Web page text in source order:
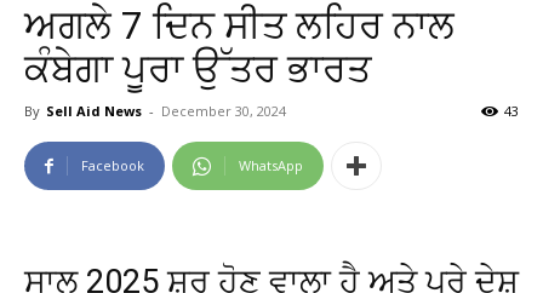
ਅਗਲੇ 7 ਦਿਨ ਸੀਤ ਲਹਿਰ ਨਾਲ
ਕੰਬੇਗਾ ਪੂਰਾ ਉੱਤਰ ਭਾਰਤ
By Sell Aid News - December 30, 2024 43
Facebook WhatsApp
ਸਾਲ 2025 ਸ਼ੁਰੂ ਹੋਣ ਵਾਲਾ ਹੈ ਅਤੇ ਪੂਰੇ ਦੇਸ਼